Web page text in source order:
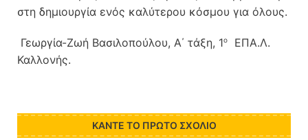
στη δημιουργία ενός καλύτερου κόσμου για όλους.
Γεωργία-Ζωή Βασιλοπούλου, Α΄ τάξη, 1ο
ΕΠΑ.Λ.
Καλλονής.
ΚΆΝΤΕ ΤΟ ΠΡΏΤΟ ΣΧΌΛΙΟ